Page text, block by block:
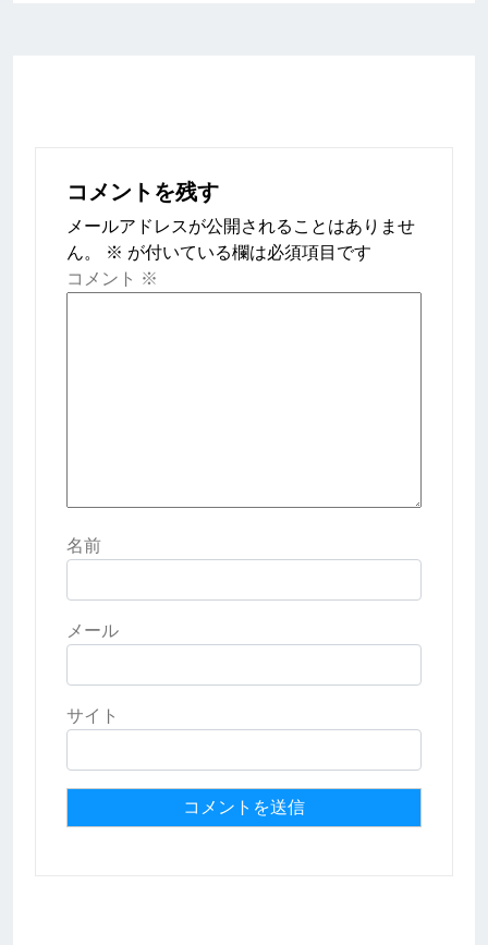
コメントを残す
メールアドレスが公開されることはありませ
ん。
※ が付いている欄は必須項目です
コメント ※
名前
メール
サイト